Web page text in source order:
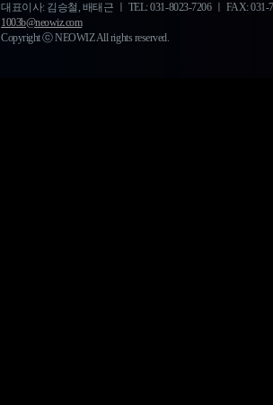
대표이사: 김승철, 배태근 ㅣ TEL: 031-8023-7206 ㅣ FAX: 031-
1003b@neowiz.com
Copyright ⓒ NEOWIZ All rights reserved.